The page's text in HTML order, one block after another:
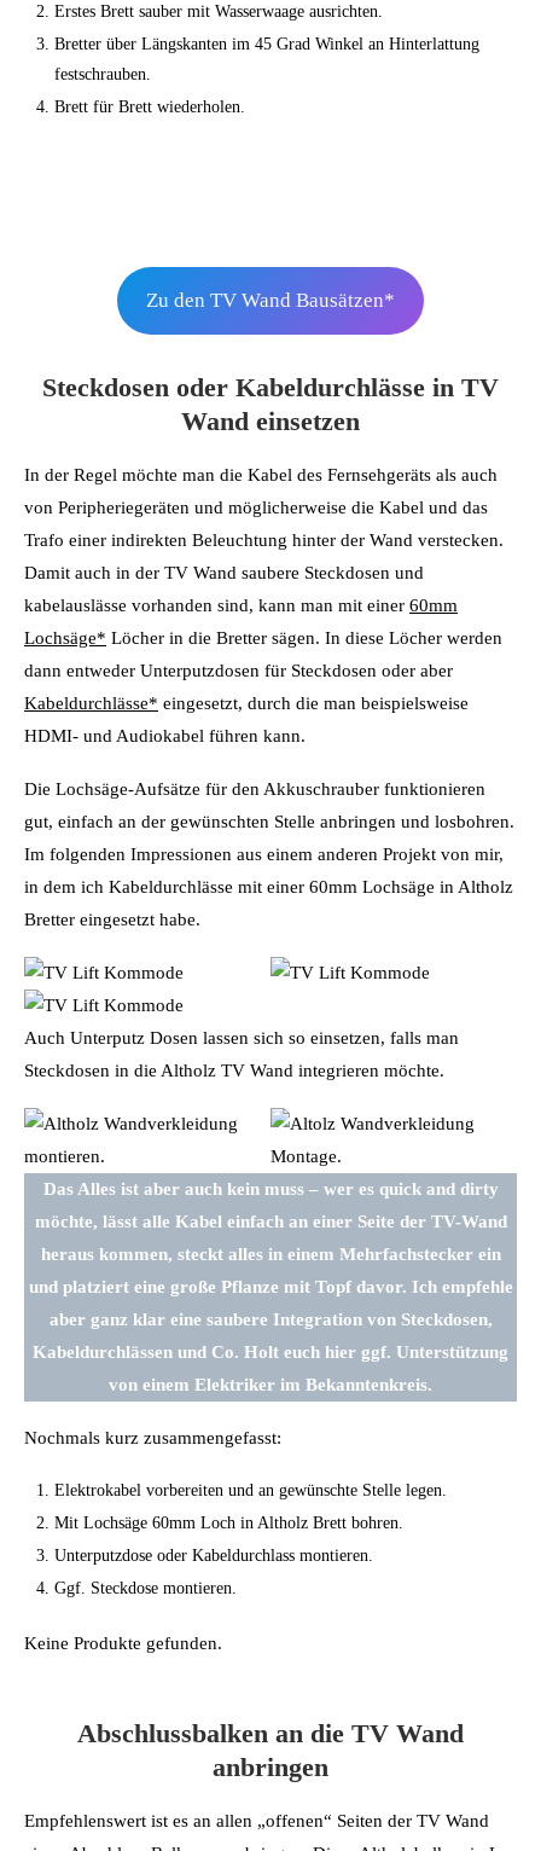
Erstes Brett sauber mit Wasserwaage ausrichten.
Bretter über Längskanten im 45 Grad Winkel an Hinterlattung
festschrauben.
Brett für Brett wiederholen.
Zu den TV Wand Bausätzen*
Steckdosen oder Kabeldurchlässe in TV
Wand einsetzen
In der Regel möchte man die Kabel des Fernsehgeräts als auch
von Peripheriegeräten und möglicherweise die Kabel und das
Trafo einer indirekten Beleuchtung hinter der Wand verstecken.
Damit auch in der TV Wand saubere Steckdosen und
kabelauslässe vorhanden sind, kann man mit einer 60mm
Lochsäge* Löcher in die Bretter sägen. In diese Löcher werden
dann entweder Unterputzdosen für Steckdosen oder aber
Kabeldurchlässe* eingesetzt, durch die man beispielsweise
HDMI- und Audiokabel führen kann.
Die Lochsäge-Aufsätze für den Akkuschrauber funktionieren
gut, einfach an der gewünschten Stelle anbringen und losbohren.
Im folgenden Impressionen aus einem anderen Projekt von mir,
in dem ich Kabeldurchlässe mit einer 60mm Lochsäge in Altholz
Bretter eingesetzt habe.
Auch Unterputz Dosen lassen sich so einsetzen, falls man
Steckdosen in die Altholz TV Wand integrieren möchte.
Das Alles ist aber auch kein muss – wer es quick and dirty
möchte, lässt alle Kabel einfach an einer Seite der TV-Wand
heraus kommen, steckt alles in einem Mehrfachstecker ein
und platziert eine große Pflanze mit Topf davor. Ich empfehle
aber ganz klar eine saubere Integration von Steckdosen,
Kabeldurchlässen und Co. Holt euch hier ggf. Unterstützung
von einem Elektriker im Bekanntenkreis.
Nochmals kurz zusammengefasst:
Elektrokabel vorbereiten und an gewünschte Stelle legen.
Mit Lochsäge 60mm Loch in Altholz Brett bohren.
Unterputzdose oder Kabeldurchlass montieren.
Ggf. Steckdose montieren.
Keine Produkte gefunden.
Abschlussbalken an die TV Wand
anbringen
Empfehlenswert ist es an allen „offenen“ Seiten der TV Wand